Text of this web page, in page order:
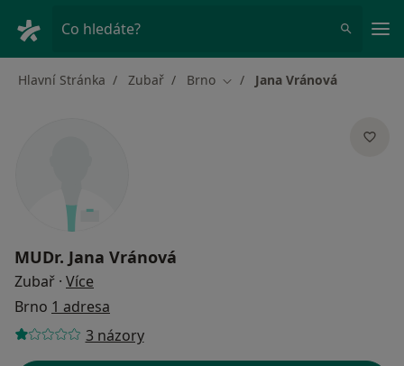
Co hledáte?
Hlavní Stránka Zubař Brno Změna města
Jana Vránová
MUDr. Jana Vránová
Zubař · Více
Brno 1 adresa
3 názory